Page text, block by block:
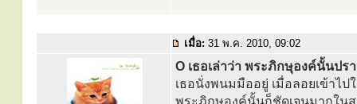
เมื่อ: 31 พ.ค. 2010, 09:02
O เธอเล่าว่า พระภิกษุองค์นั้นป
เธอนั่งพนมมืออยู่ เมื่อลอยเข้าไ
พระภิกษุองค์นั้นก็ชัดเจนมากในส